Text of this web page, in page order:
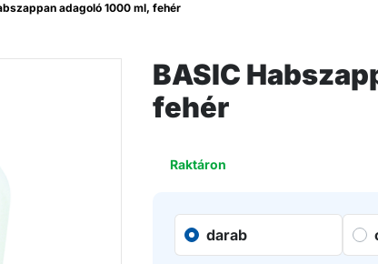
adagoló 1000 ml, fehér
BASIC
fehér
Raktáron
darab